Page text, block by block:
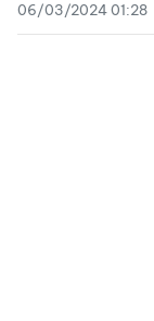
06/03/2024 01:28